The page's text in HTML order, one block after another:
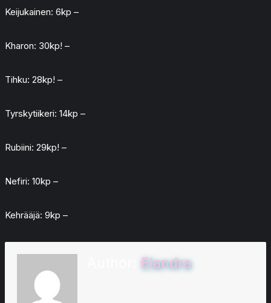
Keijukainen: 6kp –
Kharon: 30kp! –
Tihku: 28kp! –
Tyrskytiikeri: 14kp –
Rubiini: 29kp! –
Nefiri: 10kp –
Kehrääjä: 9kp –
Elandra